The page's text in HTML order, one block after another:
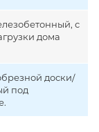
с
дома
доски/
под